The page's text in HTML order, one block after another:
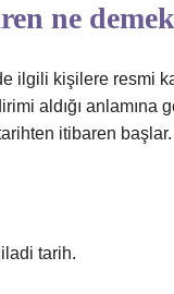
ne
ilgili kişilere resmi
aldığı anlamına
itibaren başlar.
tarih.